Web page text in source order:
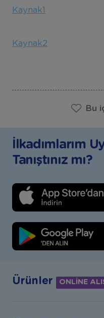
Kaynak1
Kaynak2
Bu
İlkadımlarım
Tanıştınız mı?
Ürünler ONLİNE